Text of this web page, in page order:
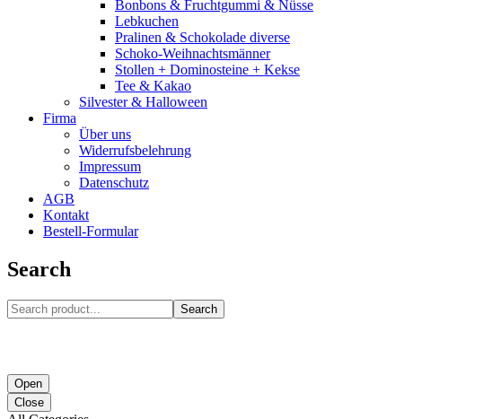
Bonbons & Fruchtgummi & Nüsse
Lebkuchen
Pralinen & Schokolade diverse
Schoko-Weihnachtsmänner
Stollen + Dominosteine + Kekse
Tee & Kakao
Silvester & Halloween
Firma
Über uns
Widerrufsbelehrung
Impressum
Datenschutz
AGB
Kontakt
Bestell-Formular
Search
Search
Open
Close